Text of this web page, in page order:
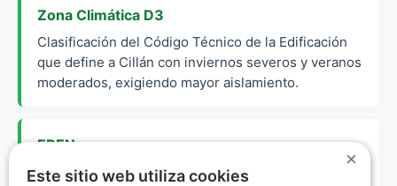
Zona Climática D3
Clasificación del Código Técnico de la Edificación
que define a Cillán con inviernos severos y veranos
moderados, exigiendo mayor aislamiento.
EREN
Ente Regional de la Energía de Castilla y León,
×
Este sitio web utiliza cookies